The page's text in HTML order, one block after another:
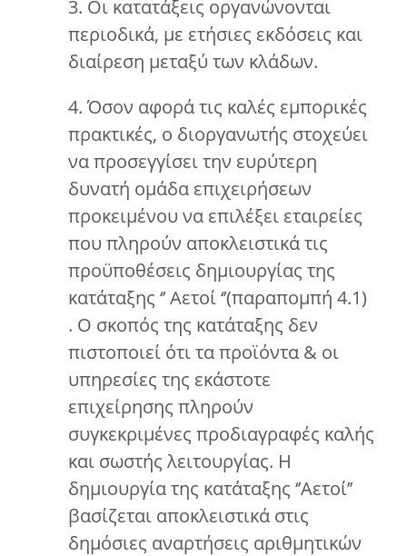
3. Οι κατατάξεις οργανώνονται
περιοδικά, με ετήσιες εκδόσεις και
διαίρεση μεταξύ των κλάδων.
4. Όσον αφορά τις καλές εμπορικές
πρακτικές, ο διοργανωτής στοχεύει
να προσεγγίσει την ευρύτερη
δυνατή ομάδα επιχειρήσεων
προκειμένου να επιλέξει εταιρείες
που πληρούν αποκλειστικά τις
προϋποθέσεις δημιουργίας της
κατάταξης ‘’ Αετοί ‘’(παραπομπή 4.1)
. Ο σκοπός της κατάταξης δεν
πιστοποιεί ότι τα προϊόντα & οι
υπηρεσίες της εκάστοτε
επιχείρησης πληρούν
συγκεκριμένες προδιαγραφές καλής
και σωστής λειτουργίας. Η
δημιουργία της κατάταξης ‘’Αετοί’’
βασίζεται αποκλειστικά στις
δημόσιες αναρτήσεις αριθμητικών